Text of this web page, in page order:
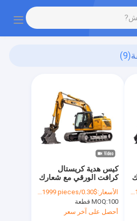
(9)
كيس هدية كريستال
كرافت الورقي مع شعارك
الخاص لحفلة عيد الميلاد
الزخرفية
الأسعار:$0.30/pieces 100-1999 pieces
MOQ:100 قطعة
أحصل على آخر سعر